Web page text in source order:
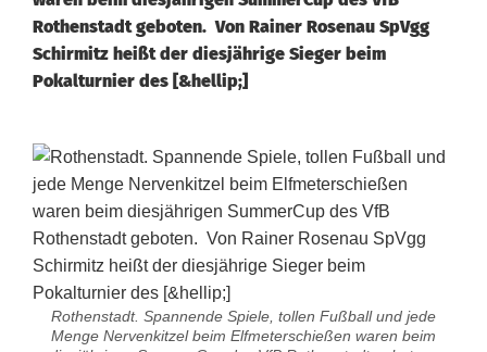
Rothenstadt geboten. Von Rainer Rosenau SpVgg
Schirmitz heißt der diesjährige Sieger beim
Pokalturnier des [&hellip;]
Rothenstadt. Spannende Spiele, tollen Fußball und jede
Menge Nervenkitzel beim Elfmeterschießen waren beim